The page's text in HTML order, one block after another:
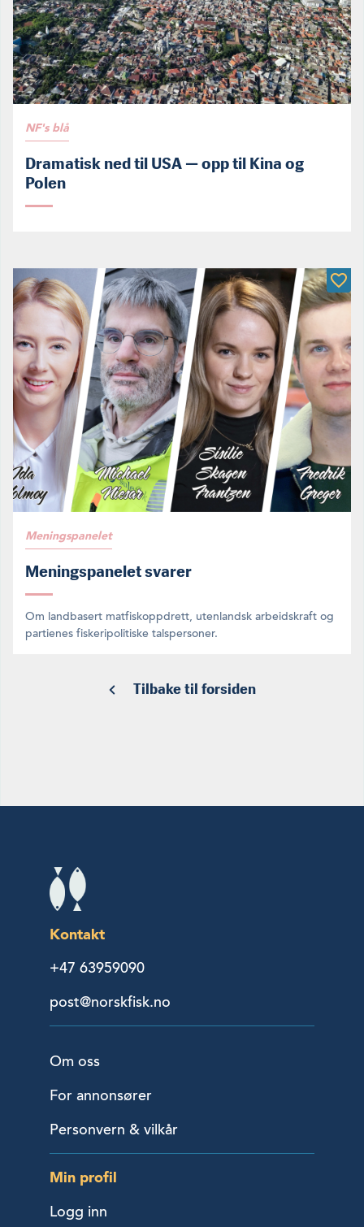
NF's blå
Dramatisk ned til USA — opp til Kina og
Polen
Meningspanelet
Meningspanelet svarer
Om landbasert matfiskoppdrett, utenlandsk arbeidskraft og
partienes fiskeripolitiske talspersoner.
Tilbake til forsiden
Kontakt
+47 63959090
post@norskfisk.no
Om oss
For annonsører
Personvern & vilkår
Min profil
Logg inn